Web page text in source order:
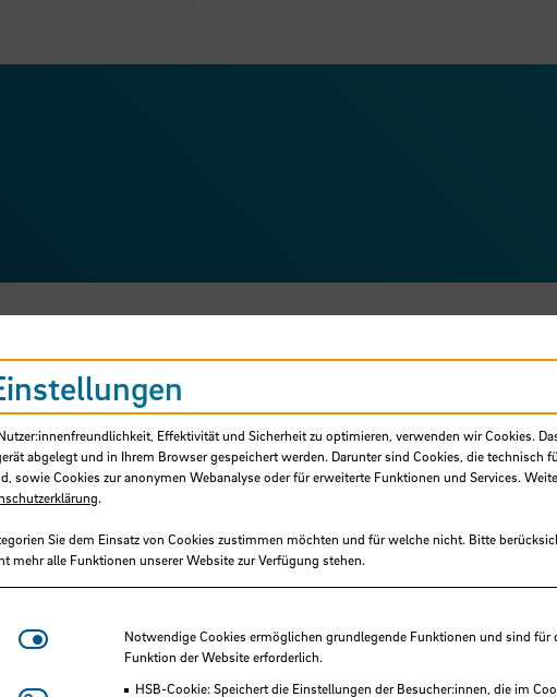
Effektivität und Sicherheit zu optimieren, verwenden wir Cookies.
abgelegt und in Ihrem Browser gespeichert werden. Darunter sind Cookies, die technisch
sowie Cookies zur anonymen Webanalyse oder für erweiterte Funktionen und Services.
.
Sie dem Einsatz von Cookies zustimmen möchten und für welche nicht. Bitte
mehr alle Funktionen unserer Website zur Verfügung stehen.
Notwendige CookiesNotwendige Cookies ermöglichen grundlegende Funktionen und sind für
Funktion der Website erforderlich.
HSB-Cookie: Speichert die Einstellungen der Besucher:innen, die im